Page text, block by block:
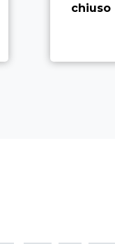
chiuso